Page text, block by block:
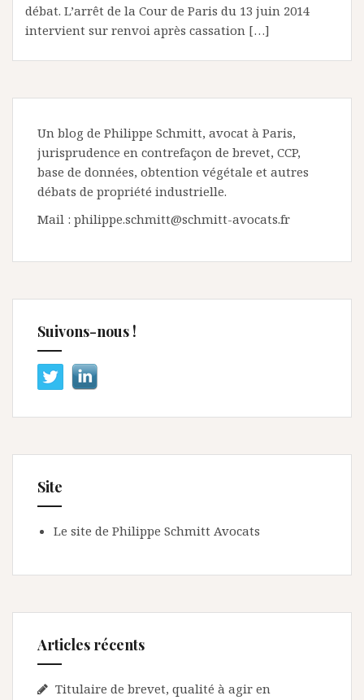
débat. L’arrêt de la Cour de Paris du 13 juin 2014
intervient sur renvoi après cassation […]
Un blog de Philippe Schmitt, avocat à Paris,
jurisprudence en contrefaçon de brevet, CCP,
base de données, obtention végétale et autres
débats de propriété industrielle.
Mail : philippe.schmitt@schmitt-avocats.fr
Suivons-nous !
Site
Le site de Philippe Schmitt Avocats
Articles récents
Titulaire de brevet, qualité à agir en